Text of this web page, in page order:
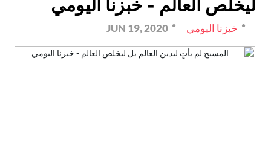
ليخلص العالم - خبزنا اليومي
خبزنا اليومي JUN 19, 2020